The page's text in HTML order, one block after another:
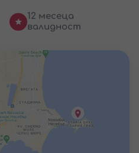
12 месеца
валидност